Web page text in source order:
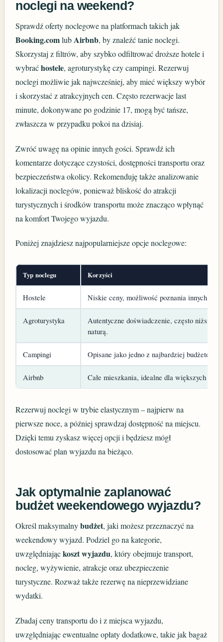
noclegi na weekend?
Sprawdź oferty noclegowe na platformach takich jak
Booking.comlubAirbnb, by znaleźć tanie noclegi.
Skorzystaj z filtrów, aby szybko odfiltrować droższe hotele i
wybraćhostele, agroturystykę czy campingi. Rezerwuj
noclegi możliwie jak najwcześniej, aby mieć większy wybór
i skorzystać z atrakcyjnych cen. Często rezerwacje last
minute, dokonywane po godzinie 17, mogą być tańsze,
zwłaszcza w przypadku pokoi na dzisiaj.
Zwróć uwagę na opinie innych gości. Sprawdź ich
komentarze dotyczące czystości, dostępności transportu oraz
bezpieczeństwa okolicy. Rekomenduję także analizowanie
lokalizacji noclegów, ponieważ bliskość do atrakcji
turystycznych i środków transportu może znacząco wpłynąć
na komfort Twojego wyjazdu.
Poniżej znajdziesz najpopularniejsze opcje noclegowe:
Typ noclegu Korzyści
Hostele Niskie ceny, możliwość poznania innych
Agroturystyka
Autentyczne doświadczenie, często niższe
naturą.
Campingi Opisane jako jedno z najbardziej
Airbnb Całe mieszkania, idealne dla większych
Rezerwuj noclegi w trybie elastycznym – najpierw na
pierwsze noce, a później sprawdzaj dostępność na miejscu.
Dzięki temu zyskasz więcej opcji i będziesz mógł
dostosować plan wyjazdu na bieżąco.
Jak optymalnie zaplanować
budżet weekendowego wyjazdu?
Określ maksymalnybudżet, jaki możesz przeznaczyć na
weekendowy wyjazd. Podziel go na kategorie,
uwzględniająckoszt wyjazdu, który obejmuje transport,
nocleg, wyżywienie, atrakcje oraz ubezpieczenie
turystyczne. Rozważ także rezerwę na nieprzewidziane
wydatki.
Zbadaj ceny transportu do i z miejsca wyjazdu,
uwzględniając ewentualne opłaty dodatkowe, takie jak bagaż